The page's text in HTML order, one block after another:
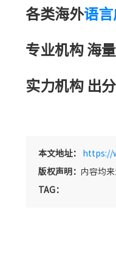
各类海外语言
专业机构 海
实力机构 出分
本文地址： https://
版权声明： 内容均
TAG：